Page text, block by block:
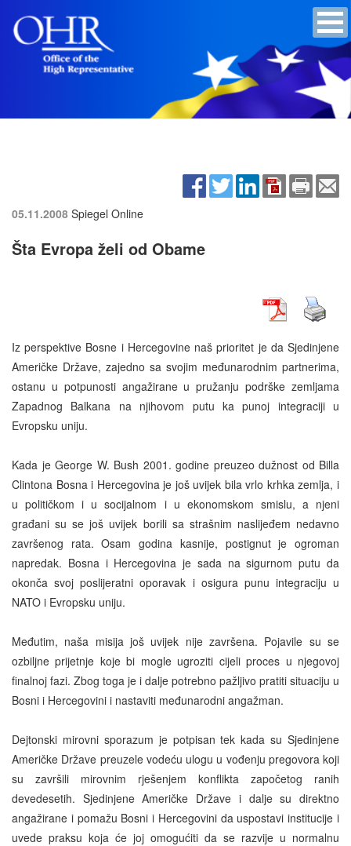
05.11.2008 Spiegel Online
Šta Evropa želi od Obame
Iz perspektive Bosne i Hercegovine naš prioritet je da Sjedinjene
Američke Države, zajedno sa svojim međunarodnim partnerima,
ostanu u potpunosti angažirane u pružanju podrške zemljama
Zapadnog Balkana na njihovom putu ka punoj integraciji u
Evropsku uniju.
Kada je George W. Bush 2001. godine preuzeo dužnost od Billa
Clintona Bosna i Hercegovina je još uvijek bila vrlo krhka zemlja, i
u političkom i u socijalnom i u ekonomskom smislu, a njeni
građani su se još uvijek borili sa strašnim naslijeđem nedavno
završenog rata. Osam godina kasnije, postignut je ogroman
napredak. Bosna i Hercegovina je sada na sigurnom putu da
okonča svoj poslijeratni oporavak i osigura punu integraciju u
NATO i Evropsku uniju.
Međutim, naša misija još uvijek nije završena. Pojavile su se
ozbiljne prijetnje koje bi mogle ugroziti cijeli proces u njegovoj
finalnoj fazi. Zbog toga je i dalje potrebno pažljivo pratiti situaciju u
Bosni i Hercegovini i nastaviti međunarodni angažman.
Dejtonski mirovni sporazum je potpisan tek kada su Sjedinjene
Američke Države preuzele vodeću ulogu u vođenju pregovora koji
su završili mirovnim rješenjem konflikta započetog ranih
devedesetih. Sjedinjene Američke Države i dalje su direktno
angažirane i pomažu Bosni i Hercegovini da uspostavi institucije i
uvede praksu koja će joj omogućiti da se razvije u normalnu